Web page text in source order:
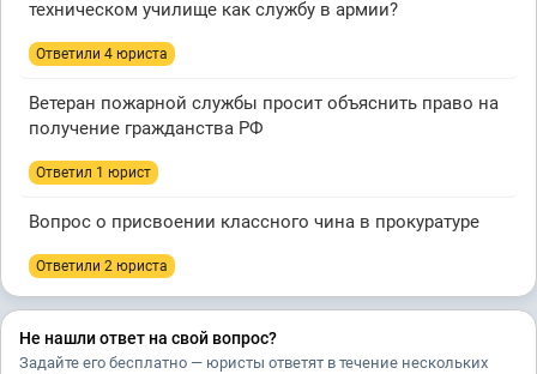
техническом училище как службу в армии?
Ответили 4 юристa
Ветеран пожарной службы просит объяснить право на
получение гражданства РФ
Ответил 1 юрист
Вопрос о присвоении классного чина в прокуратуре
Ответили 2 юристa
Не нашли ответ на свой вопрос?
Задайте его бесплатно — юристы ответят в течение нескольких